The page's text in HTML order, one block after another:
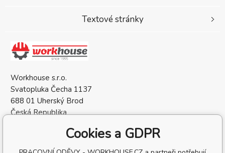
Workhouse s.r.o.
Svatopluka Čecha 1137
688 01 Uherský Brod
Česká Republika
DIČ: CZ05568137
Textové stránky
Cookies a GDPR